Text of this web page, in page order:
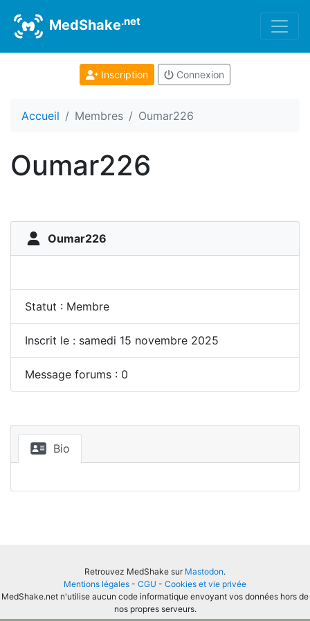
MedShake.net
Inscription Connexion
Accueil Membres Oumar226
Oumar226
Oumar226
Statut : Membre
Inscrit le : samedi 15 novembre 2025
Message forums : 0
Bio
Retrouvez MedShake sur Mastodon.
Mentions légales - CGU - Cookies et vie privée
MedShake.net n'utilise aucun code informatique envoyant vos données hors de
nos propres serveurs.